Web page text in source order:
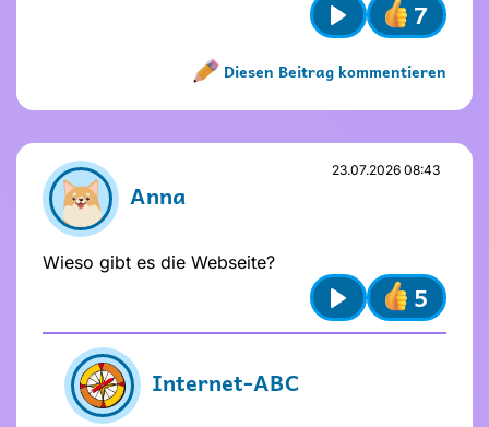
Play
7
Diesen Beitrag kommentieren
Name nicht vergeben
Name und Avatar ändern
Absenden
Anna
23.07.2026 08:43
Wieso gibt es die Webseite?
Play
5
Internet-ABC